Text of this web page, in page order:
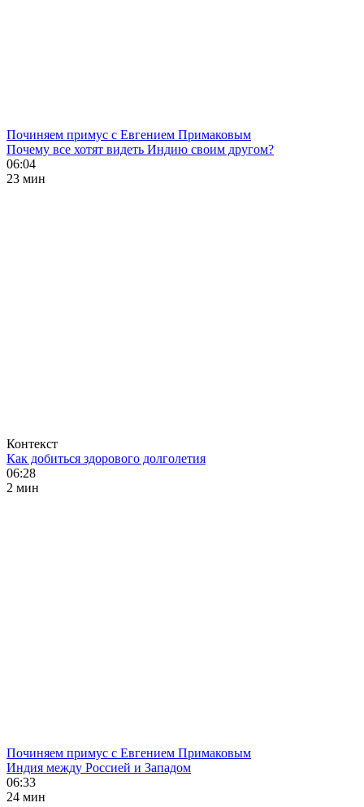
Починяем примус с Евгением Примаковым
Почему все хотят видеть Индию своим другом?
06:04
23 мин
Контекст
Как добиться здорового долголетия
06:28
2 мин
Починяем примус с Евгением Примаковым
Индия между Россией и Западом
06:33
24 мин